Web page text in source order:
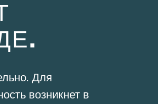
Для
возникнет в